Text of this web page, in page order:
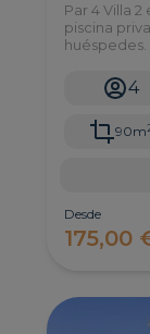
Par 4 Villa
piscina
Canaria. 4
90m
Desde
175,00